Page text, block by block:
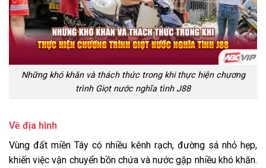
Những khó khăn và thách thức trong khi thực hiện chương
trình Giọt nước nghĩa tình J88
Về địa hình
Vùng đất miền Tây có nhiều kênh rạch, đường sá nhỏ hẹp,
khiến việc vận chuyển bồn chứa và nước gặp nhiều khó khăn.